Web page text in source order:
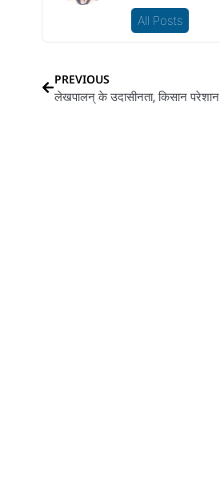
All Posts
PREVIOUS
लेखपालन् के उदासीनता, किसान परेशान